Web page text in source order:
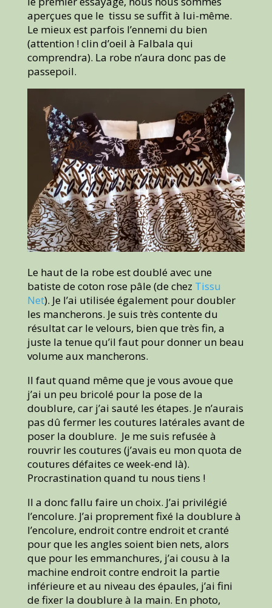
aperçues que le tissu se suffit à lui-même.
Le mieux est parfois l’ennemi du bien
(attention ! clin d’oeil à Falbala qui
comprendra). La robe n’aura donc pas de
passepoil.
Le haut de la robe est doublé avec une
batiste de coton rose pâle (de chez Tissu
Net). Je l’ai utilisée également pour doubler
les mancherons. Je suis très contente du
résultat car le velours, bien que très fin, a
juste la tenue qu’il faut pour donner un beau
volume aux mancherons.
Il faut quand même que je vous avoue que
j’ai un peu bricolé pour la pose de la
doublure, car j’ai sauté les étapes. Je n’aurais
pas dû fermer les coutures latérales avant de
poser la doublure. Je me suis refusée à
rouvrir les coutures (j’avais eu mon quota de
coutures défaites ce week-end là).
Procrastination quand tu nous tiens !
Il a donc fallu faire un choix. J’ai privilégié
l’encolure. J’ai proprement fixé la doublure à
l’encolure, endroit contre endroit et cranté
pour que les angles soient bien nets, alors
que pour les emmanchures, j’ai cousu à la
machine endroit contre endroit la partie
inférieure et au niveau des épaules, j’ai fini
de fixer la doublure à la main. En photo,